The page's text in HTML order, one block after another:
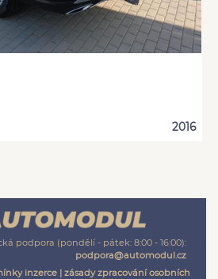
2016
podpora (pondělí - pátek: 8:00 - 16:00):
podpora@automodul.cz
inzerce | zásady zpracování osobních